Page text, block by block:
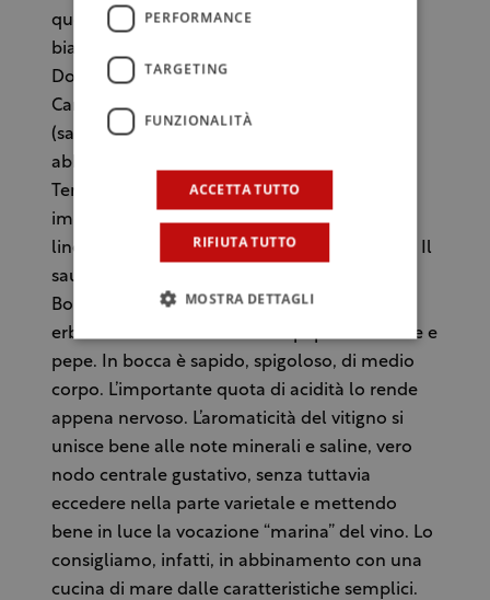
quota 50% ciascuno. Ma ci sono anche il
bianco Cuccavaia (sauvignon e trebbiano), il
Don Gioacchino (nero d’avola e merlot), il
Camarda (merlot) ed il Tenuta Corta
(sauvignon blanc). Tra tutti i vini della linea
abbiamo scelto proprio il Sauvignon Blanc
Tenuta Corta 2008, un vino semplice,
immediato e vinificato in purezza. Chiaro e
lineare è di colore è giallo paglierino scarico. Il
sauvignon blanc, il vitigno è originario di
Bordeaux, si esprime al naso con esili note
erbacee e floreali. Accenni di peperone verde e
pepe. In bocca è sapido, spigoloso, di medio
corpo. L’importante quota di acidità lo rende
appena nervoso. L’aromaticità del vitigno si
unisce bene alle note minerali e saline, vero
nodo centrale gustativo, senza tuttavia
eccedere nella parte varietale e mettendo
bene in luce la vocazione “marina” del vino. Lo
consigliamo, infatti, in abbinamento con una
cucina di mare dalle caratteristiche semplici.
PERFORMANCE
TARGETING
FUNZIONALITÀ
ACCETTA TUTTO
RIFIUTA TUTTO
MOSTRA DETTAGLI